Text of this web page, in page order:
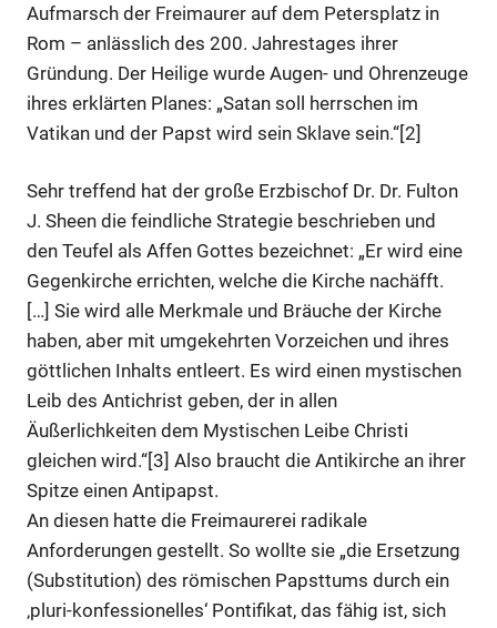
Aufmarsch der Freimaurer auf dem Petersplatz in
Rom – anlässlich des 200. Jahrestages ihrer
Gründung. Der Heilige wurde Augen- und Ohrenzeuge
ihres erklärten Planes: „Satan soll herrschen im
Vatikan und der Papst wird sein Sklave sein.“[2]
Sehr treffend hat der große Erzbischof Dr. Dr. Fulton
J. Sheen die feindliche Strategie beschrieben und
den Teufel als Affen Gottes bezeichnet: „Er wird eine
Gegenkirche errichten, welche die Kirche nachäfft.
[…] Sie wird alle Merkmale und Bräuche der Kirche
haben, aber mit umgekehrten Vorzeichen und ihres
göttlichen Inhalts entleert. Es wird einen mystischen
Leib des Antichrist geben, der in allen
Äußerlichkeiten dem Mystischen Leibe Christi
gleichen wird.“[3] Also braucht die Antikirche an ihrer
Spitze einen Antipapst.
An diesen hatte die Freimaurerei radikale
Anforderungen gestellt. So wollte sie „die Ersetzung
(Substitution) des römischen Papsttums durch ein
‚pluri-konfessionelles‘ Pontifikat, das fähig ist, sich